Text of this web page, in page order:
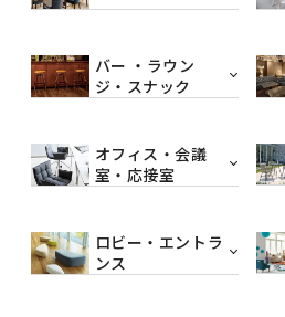
バー ・ラウン
ジ・スナック
オフィス・会議
室・応接室
ロビー・エントラ
ンス